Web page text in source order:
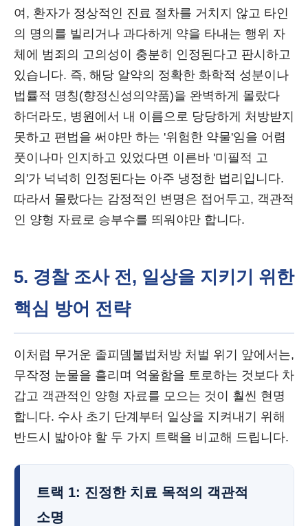
여, 환자가 정상적인 진료 절차를 거치지 않고 타인
의 명의를 빌리거나 과다하게 약을 타내는 행위 자
체에 범죄의 고의성이 충분히 인정된다고 판시하고
있습니다. 즉, 해당 알약의 정확한 화학적 성분이나
법률적 명칭(향정신성의약품)을 완벽하게 몰랐다
하더라도, 병원에서 내 이름으로 당당하게 처방받지
못하고 편법을 써야만 하는 '위험한 약물'임을 어렴
풋이나마 인지하고 있었다면 이른바 '미필적 고
의'가 넉넉히 인정된다는 아주 냉정한 법리입니다.
따라서 몰랐다는 감정적인 변명은 접어두고, 객관적
인 양형 자료로 승부수를 띄워야만 합니다.
5. 경찰 조사 전, 일상을 지키기 위한
핵심 방어 전략
이처럼 무거운 졸피뎀불법처방 처벌 위기 앞에서는,
무작정 눈물을 흘리며 억울함을 토로하는 것보다 차
갑고 객관적인 양형 자료를 모으는 것이 훨씬 현명
합니다. 수사 초기 단계부터 일상을 지켜내기 위해
반드시 밟아야 할 두 가지 트랙을 비교해 드립니다.
트랙 1: 진정한 치료 목적의 객관적
소명